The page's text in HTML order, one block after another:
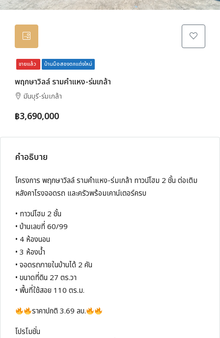
ขายแล้ว บ้านมือสองตกแต่งใหม่
พฤกษาวิลล์ รามคำแหง-ร่มเกล้า
มีนบุรี-ร่มเกล้า
฿3,690,000
คำอธิบาย
โครงการ พฤกษาวิลล์ รามคำแหง-ร่มเกล้า ทาวน์โฮม 2 ชั้น ต่อเติม
หลังคาโรงจอดรถ และครัวพร้อมเคาน์เตอร์ครบ
• ทาวน์โฮม 2 ชั้น
• บ้านเลขที่ 60/99
• 4 ห้องนอน
• 3 ห้องน้ำ
• จอดรถภายในบ้านได้ 2 คัน
• ขนาดที่ดิน 27 ตร.วา
• พื้นที่ใช้สอย 110 ตร.ม.
ราคาปกติ 3.69 ลบ.
โปรโมชั่น